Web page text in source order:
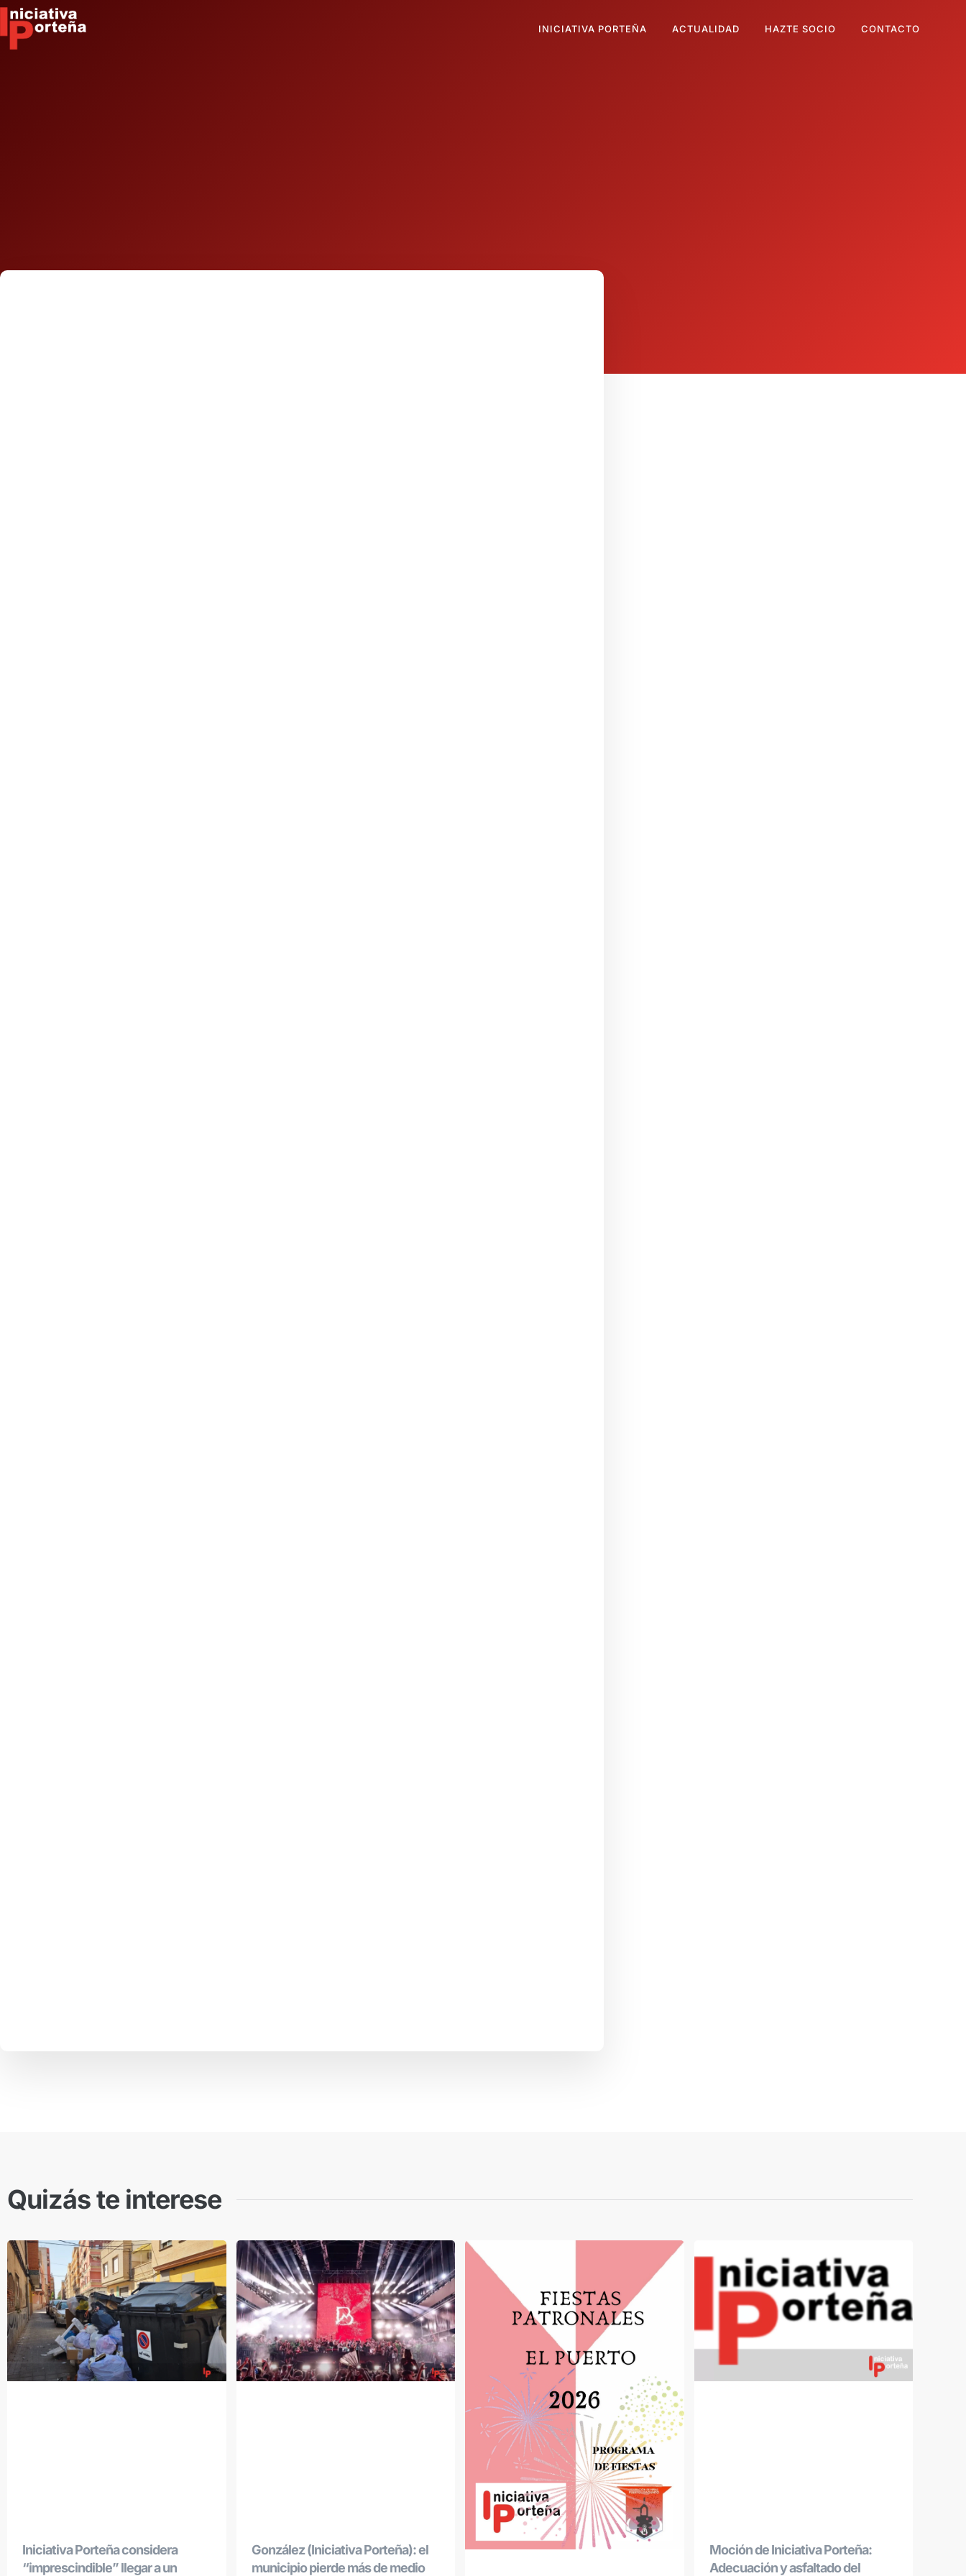
INICIATIVA PORTEÑA ACTUALIDAD HAZTE SOCIO CONTACTO
Quizás te interese
Iniciativa Porteña considera
“imprescindible” llegar a un
González (Iniciativa Porteña): el
municipio pierde más de medio
Moción de Iniciativa Porteña:
Adecuación y asfaltado del